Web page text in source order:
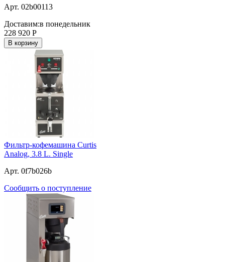
Арт. 02b00113
Доставим:в понедельник
228 920 Р
В корзину
Фильтр-кофемашина Curtis
Analog, 3.8 L. Single
Арт. 0f7b026b
Сообщить о поступление